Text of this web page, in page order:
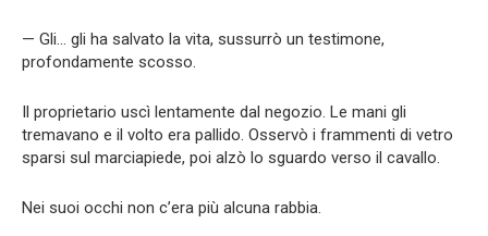
— Gli… gli ha salvato la vita, sussurrò un testimone,
profondamente scosso.
Il proprietario uscì lentamente dal negozio. Le mani gli
tremavano e il volto era pallido. Osservò i frammenti di vetro
sparsi sul marciapiede, poi alzò lo sguardo verso il cavallo.
Nei suoi occhi non c’era più alcuna rabbia.